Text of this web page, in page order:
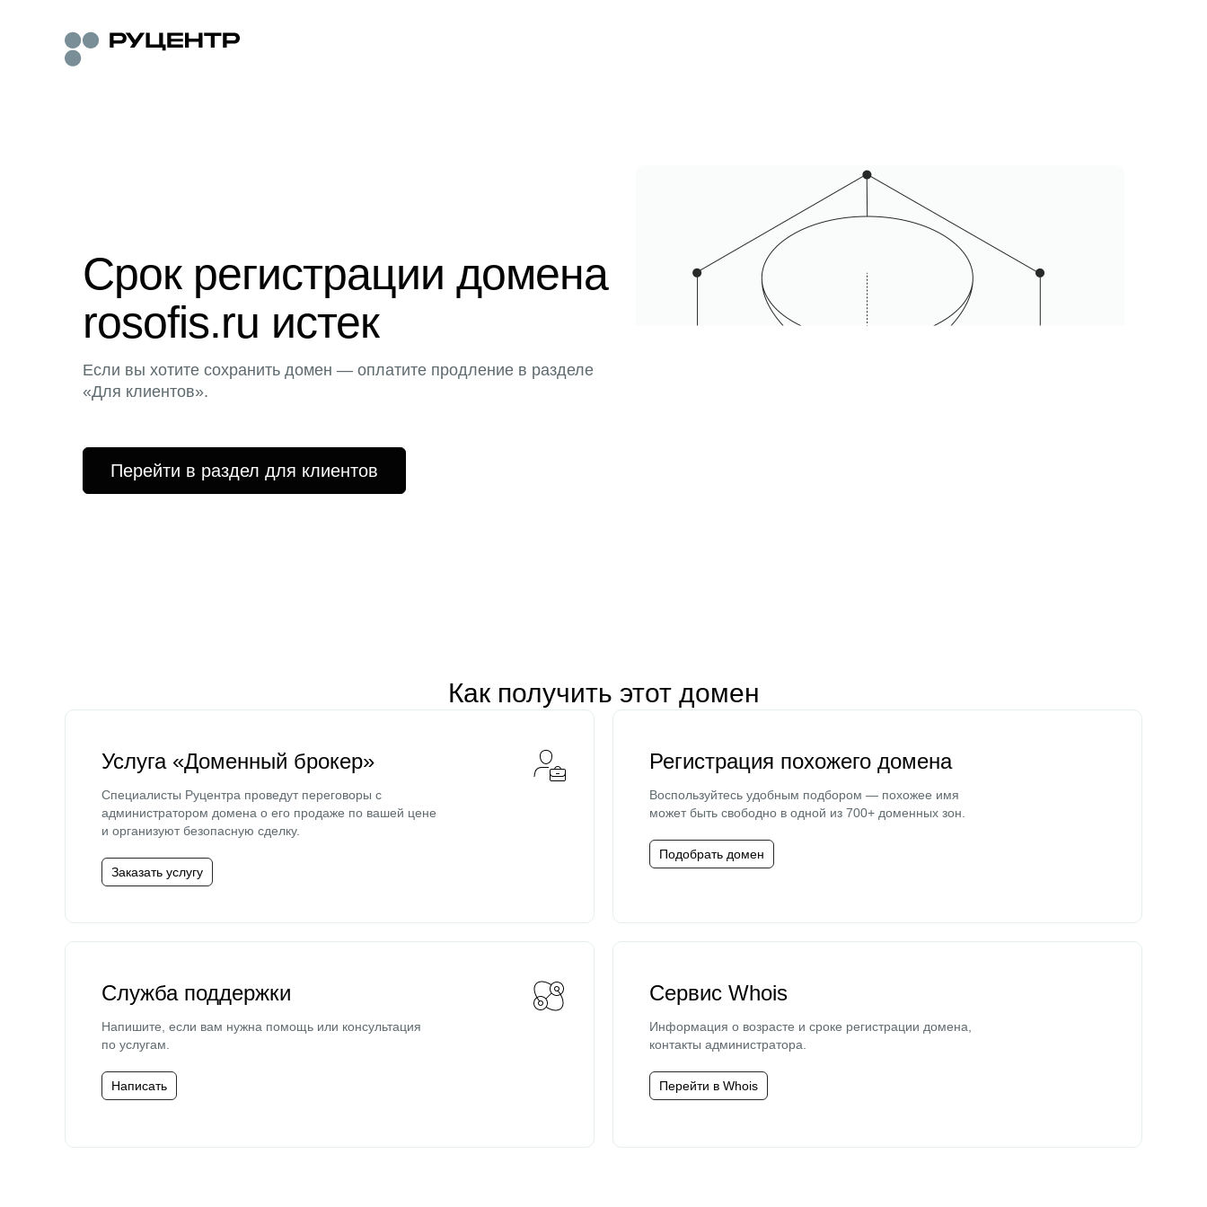
Срок регистрации домена
rosofis.ru истек
Если вы хотите сохранить домен — оплатите продление в разделе
«Для клиентов».
Перейти в раздел для клиентов
Как получить этот домен
Услуга «Доменный брокер»
Специалисты Руцентра проведут переговоры с
администратором домена о его продаже по вашей цене
и организуют безопасную сделку.
Заказать услугу
Регистрация похожего домена
Воспользуйтесь удобным подбором — похожее имя
может быть свободно в одной из 700+ доменных зон.
Подобрать домен
Служба поддержки
Напишите, если вам нужна помощь или консультация
по услугам.
Написать
Сервис Whois
Информация о возрасте и сроке регистрации домена,
контакты администратора.
Перейти в Whois